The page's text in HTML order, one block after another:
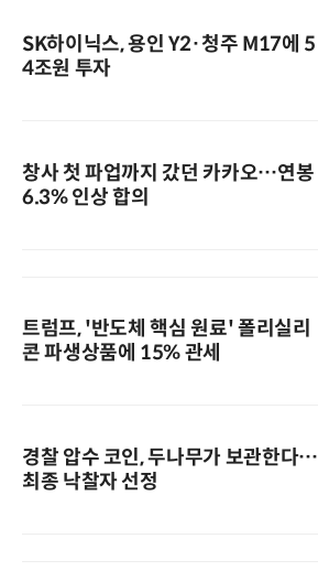
SK하이닉스, 용인 Y2·청주 M17에 5
4조원 투자
창사 첫 파업까지 갔던 카카오…연봉
6.3% 인상 합의
트럼프, '반도체 핵심 원료' 폴리실리
콘 파생상품에 15% 관세
경찰 압수 코인, 두나무가 보관한다…
최종 낙찰자 선정